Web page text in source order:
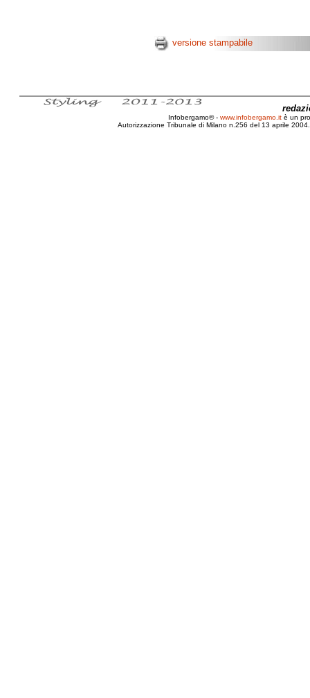
versione stampabile
Infobergamo® - www.infobergamo.it è un
Autorizzazione Tribunale di Milano n.256 del 13 aprile